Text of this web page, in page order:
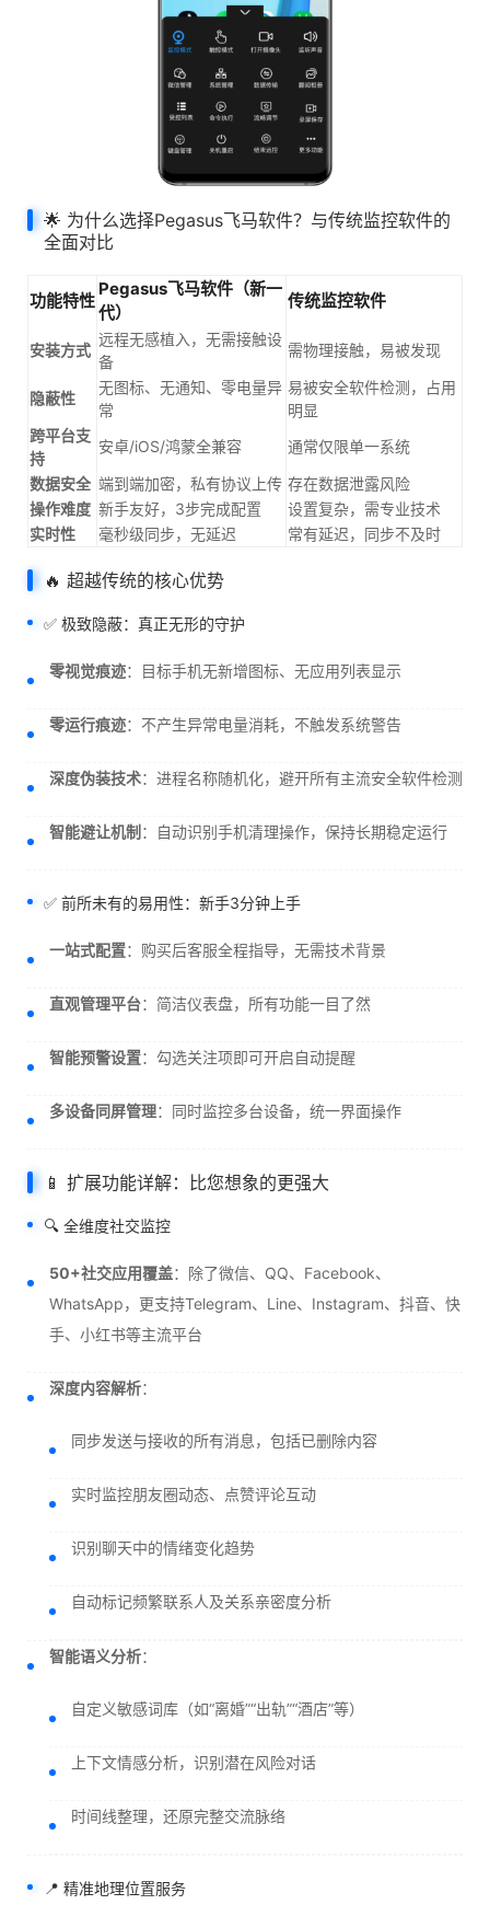
🌟 为什么选择Pegasus飞马软件？与传统监控软件的
全面对比
功能特性
Pegasus飞马软件（新一
代）
传统监控软件
安装方式
远程无感植入，无需接触设
备
需物理接触，易被发现
隐蔽性
无图标、无通知、零电量异
常
易被安全软件检测，占用
明显
跨平台支
持
安卓/iOS/鸿蒙全兼容
通常仅限单一系统
数据安全 端到端加密，私有协议上传 存在数据泄露风险
操作难度 新手友好，3步完成配置
设置复杂，需专业技术
实时性
毫秒级同步，无延迟 常有延迟，同步不及时
🔥 超越传统的核心优势
✅ 极致隐蔽：真正无形的守护
零视觉痕迹：目标手机无新增图标、无应用列表显示
零运行痕迹：不产生异常电量消耗，不触发系统警告
深度伪装技术：进程名称随机化，避开所有主流安全软件检测
智能避让机制 ：自动识别手机清理操作，保持长期稳定运行
✅ 前所未有的易用性：新手3分钟上手
一站式配置：购买后客服全程指导，无需技术背景
直观管理平台：简洁仪表盘，所有功能一目了然
智能预警设置：勾选关注项即可开启自动提醒
多设备同屏管理：同时监控多台设备，统一界面操作
📱 扩展功能详解：比您想象的更强大
🔍 全维度社交监控
50+社交应用覆盖：除了微信、QQ、Facebook、
WhatsApp，更支持Telegram、Line、Instagram、抖音、快
手、小红书等主流平台
深度内容解析：
同步发送与接收的所有消息，包括已删除内容
实时监控朋友圈动态、点赞评论互动
识别聊天中的情绪变化趋势
自动标记频繁联系人及关系亲密度分析
智能语义分析：
自定义敏感词库（如“离婚”“出轨”“酒店”等）
上下文情感分析，识别潜在风险对话
时间线整理，还原完整交流脉络
📍 精准地理位置服务